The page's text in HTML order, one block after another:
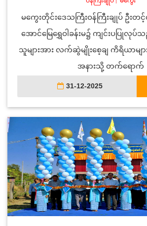
မကွေးတိုင်းဒေသကြီးဝန်ကြီးချုပ် ဦး
အောင်မြေရွှေဝါခန်းမ၌ ကျင်းပပြုလု
သူများအား လက်ဆွဲမျိုးစေ့ချ ကိရိယာမျ
အနားသို့ တက်ရောက်
31-12-2025